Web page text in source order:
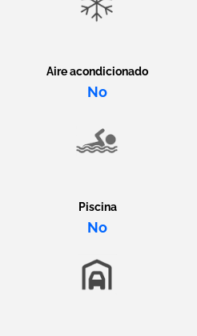
Aire acondicionado
No
Piscina
No